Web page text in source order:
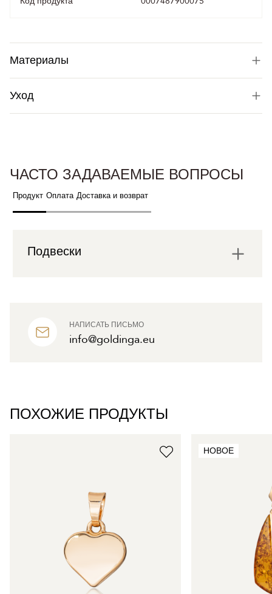
Материалы
Уход
НАПИСАТЬ ПИСЬМО
info@goldinga.eu
ЧАСТО ЗАДАВАЕМЫЕ ВОПРОСЫ
Продукт Оплата Доставка и возврат
Подвески
ПОХОЖИЕ ПРОДУКТЫ
НОВОЕ